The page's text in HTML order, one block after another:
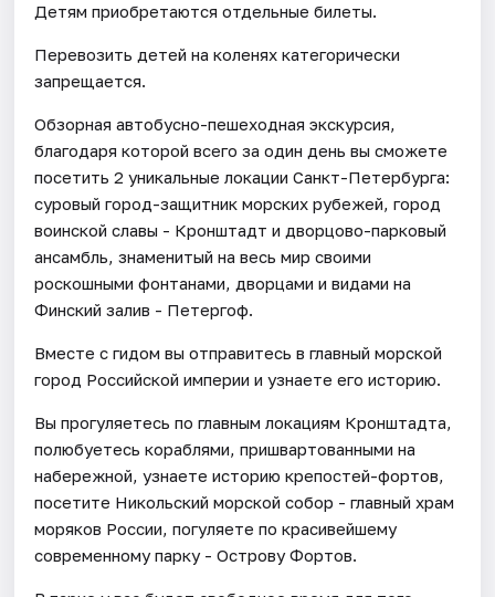
Детям приобретаются отдельные билеты.
Перевозить детей на коленях категорически
запрещается.
Обзорная автобусно-пешеходная экскурсия,
благодаря которой всего за один день вы сможете
посетить 2 уникальные локации Санкт-Петербурга:
суровый город-защитник морских рубежей, город
воинской славы - Кронштадт и дворцово-парковый
ансамбль, знаменитый на весь мир своими
роскошными фонтанами, дворцами и видами на
Финский залив - Петергоф.
Вместе с гидом вы отправитесь в главный морской
город Российской империи и узнаете его историю.
Вы прогуляетесь по главным локациям Кронштадта,
полюбуетесь кораблями, пришвартованными на
набережной, узнаете историю крепостей-фортов,
посетите Никольский морской собор - главный храм
моряков России, погуляете по красивейшему
современному парку - Острову Фортов.